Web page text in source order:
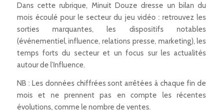
Dans cette rubrique, Minuit Douze dresse un bilan du
mois écoulé pour le secteur du jeu vidéo : retrouvez les
sorties marquantes, les dispositifs notables
(événementiel, influence, relations presse, marketing), les
temps forts du secteur et un focus sur les actualités
autour de l’Influence.
NB : Les données chiffrées sont arrêtées à chaque fin de
mois et ne prennent pas en compte les récentes
évolutions, comme le nombre de ventes.